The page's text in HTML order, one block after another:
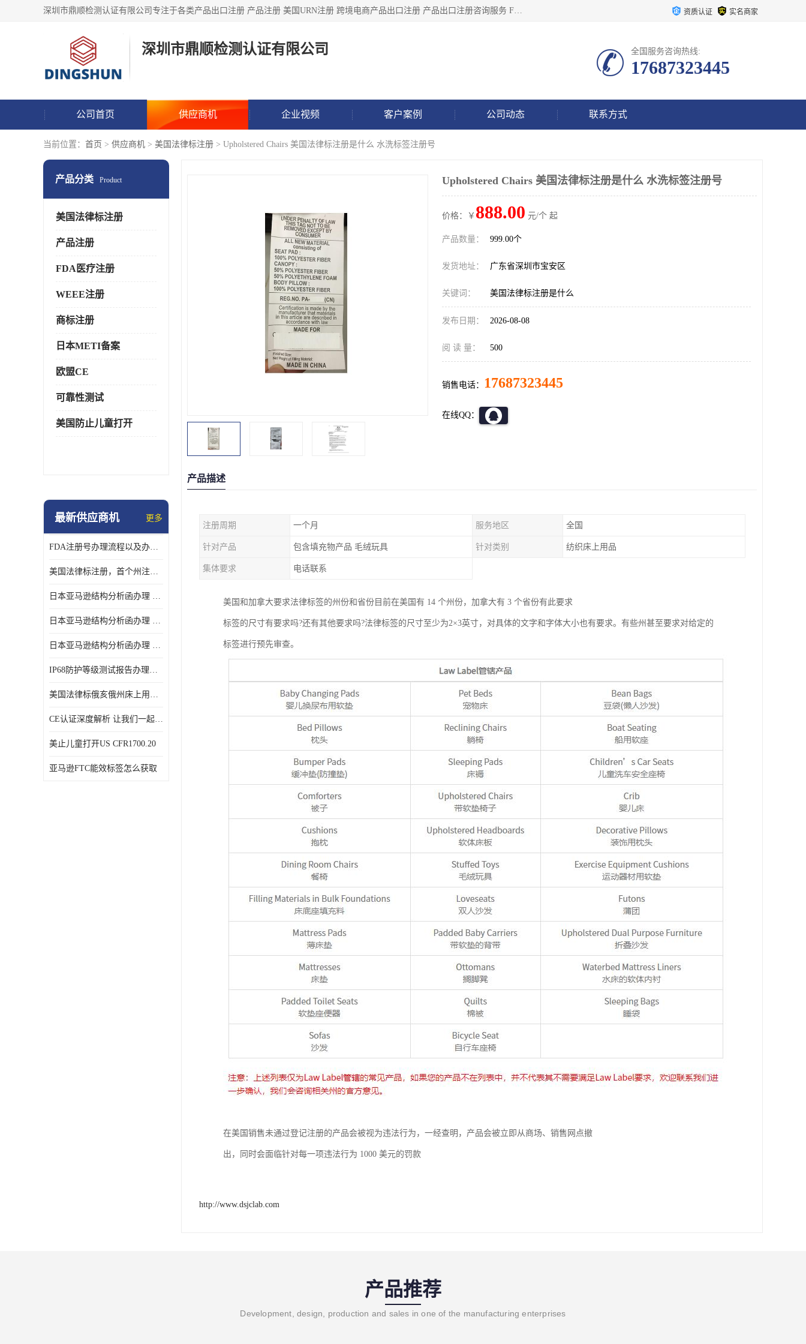
深圳市鼎顺检测认证有限公司专注于各类产品出口注册 产品注册 美国URN注册 跨境电商产品出口注册 产品出口注册咨询服务 FDA食品注册等我们是一家商务服务公司，为客户提供商标注册，本公司实力雄厚，能满足客户多种需求。 资质认证 实名商家
深圳市鼎顺检测认证有限公司 全国服务咨询热线:
17687323445
公司首页 供应商机 企业视频 客户案例 公司动态 联系方式
当前位置： 首页 > 供应商机 > 美国法律标注册 > Upholstered Chairs 美国法律标注册是什么 水洗标签注册号
产品分类 Product
美国法律标注册
产品注册
FDA医疗注册
WEEE注册
商标注册
日本METI备案
欧盟CE
可靠性测试
美国防止儿童打开
最新供应商机 更多
FDA注册号办理流程以及办理周期是多久
美国法律标注册，首个州注册该如何选择
日本亚马逊结构分析函办理 日本亚马逊 电饭煲
日本亚马逊结构分析函办理 日本亚马逊 热水壶等；
日本亚马逊结构分析函办理 日本亚马逊 果汁搅拌机
IP68防护等级测试报告办理标准要求
美国法律标俄亥俄州床上用品许可证讲解！
CE认证深度解析 让我们一起来认识CE认证
美止儿童打开US CFR1700.20
亚马逊FTC能效标签怎么获取
Upholstered Chairs 美国法律标注册是什么 水洗标签注册号
价格：￥ 888.00 元/个 起
产品数量： 999.00个
发货地址： 广东省深圳市宝安区
关键词： 美国法律标注册是什么
发布日期： 2026-08-08
阅 读 量： 500
销售电话： 17687323445
在线QQ：
产品描述
注册周期 一个月 服务地区 全国
针对产品 包含填充物产品 毛绒玩具 针对类别 纺织床上用品
集体要求 电话联系
美国和加拿大要求法律标签的州份和省份目前在美国有 14 个州份，加拿大有 3 个省份有此要求
标签的尺寸有要求吗?还有其他要求吗?法律标签的尺寸至少为2×3英寸，对具体的文字和字体大小也有要求。有些州甚至要求对给定的
标签进行预先审查。
在美国销售未通过登记注册的产品会被视为违法行为，一经查明，产品会被立即从商场、销售网点撤
出，同时会面临针对每一项违法行为 1000 美元的罚款
http://www.dsjclab.com
产品推荐
Development, design, production and sales in one of the manufacturing enterprises